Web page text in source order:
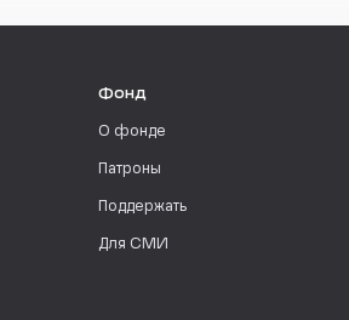
Фонд
О фонде
Патроны
Поддержать
Для СМИ